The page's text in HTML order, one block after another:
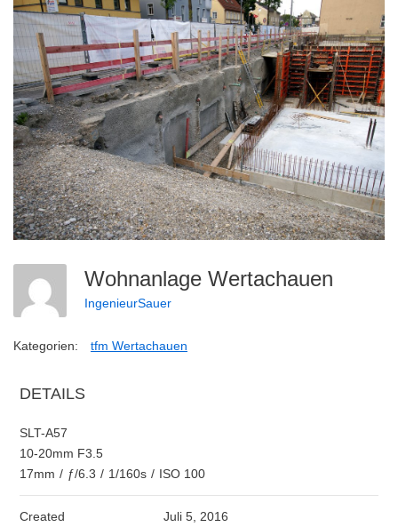
Wohnanlage Wertachauen
IngenieurSauer
Kategorien: tfm Wertachauen
DETAILS
SLT-A57
10-20mm F3.5
17mm / ƒ/6.3 / 1/160s / ISO 100
Created
Juli 5, 2016